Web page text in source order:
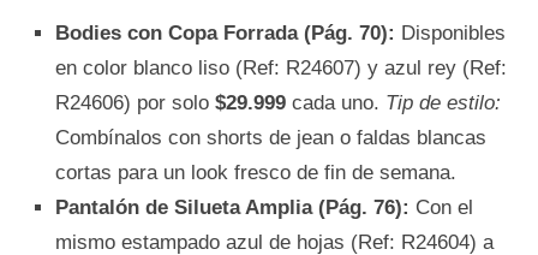
Bodies con Copa Forrada (Pág. 70): Disponibles
en color blanco liso (Ref: R24607) y azul rey (Ref:
R24606) por solo $29.999 cada uno. Tip de estilo:
Combínalos con shorts de jean o faldas blancas
cortas para un look fresco de fin de semana.
Pantalón de Silueta Amplia (Pág. 76): Con el
mismo estampado azul de hojas (Ref: R24604) a